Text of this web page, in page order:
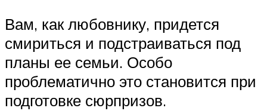
Вам, как любовнику, придется
смириться и подстраиваться под
планы ее семьи. Особо
проблематично это становится при
подготовке сюрпризов.